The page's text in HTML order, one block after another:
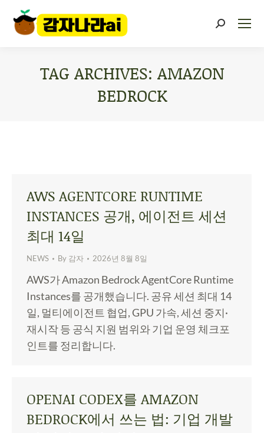
TAG ARCHIVES: AMAZON
BEDROCK
AWS AGENTCORE RUNTIME
INSTANCES 공개, 에이전트 세션
최대 14일
NEWS By 감자 2026년 8월 8일
AWS가 Amazon Bedrock AgentCore Runtime
Instances를 공개했습니다. 공유 세션 최대 14
일, 멀티에이전트 협업, GPU 가속, 세션 중지·
재시작 등 공식 지원 범위와 기업 운영 체크포
인트를 정리합니다.
OPENAI CODEX를 AMAZON
BEDROCK에서 쓰는 법: 기업 개발